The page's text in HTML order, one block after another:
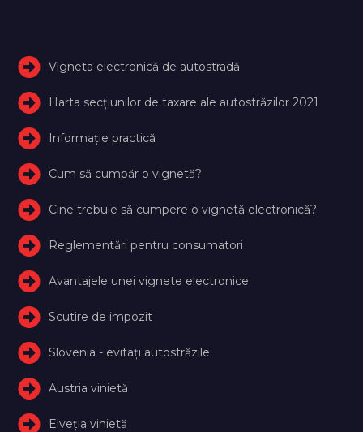
Vigneta electronică de autostradă
Harta secțiunilor de taxare ale autostrăzilor 2021
Informație practică
Cum să cumpăr o vignetă?
Cine trebuie să cumpere o vignetă electronică?
Reglementări pentru consumatori
Avantajele unei vignete electronice
Scutire de impozit
Slovenia - evitați autostrăzile
Austria vinietă
Elveţia vinietă